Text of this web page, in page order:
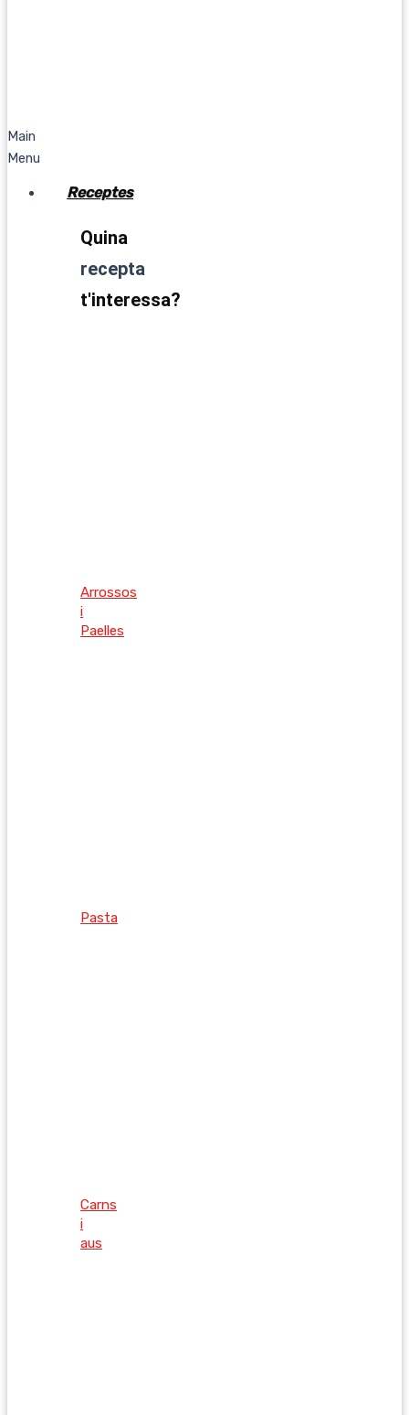
Main
Menu
Receptes
Quina
recepta
t'interessa?
Arrossos
i
Paelles
Pasta
Carns
i
aus